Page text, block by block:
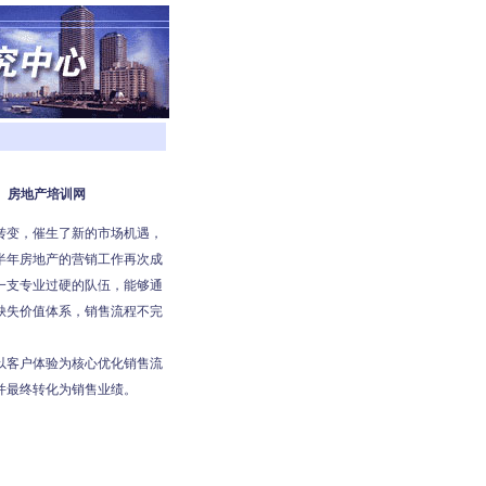
房地产培训网
，催生了新的市场机遇，
年房地产的营销工作再次成
专业过硬的队伍，能够通
失价值体系，销售流程不完
客户体验为核心优化销售流
终转化为销售业绩。